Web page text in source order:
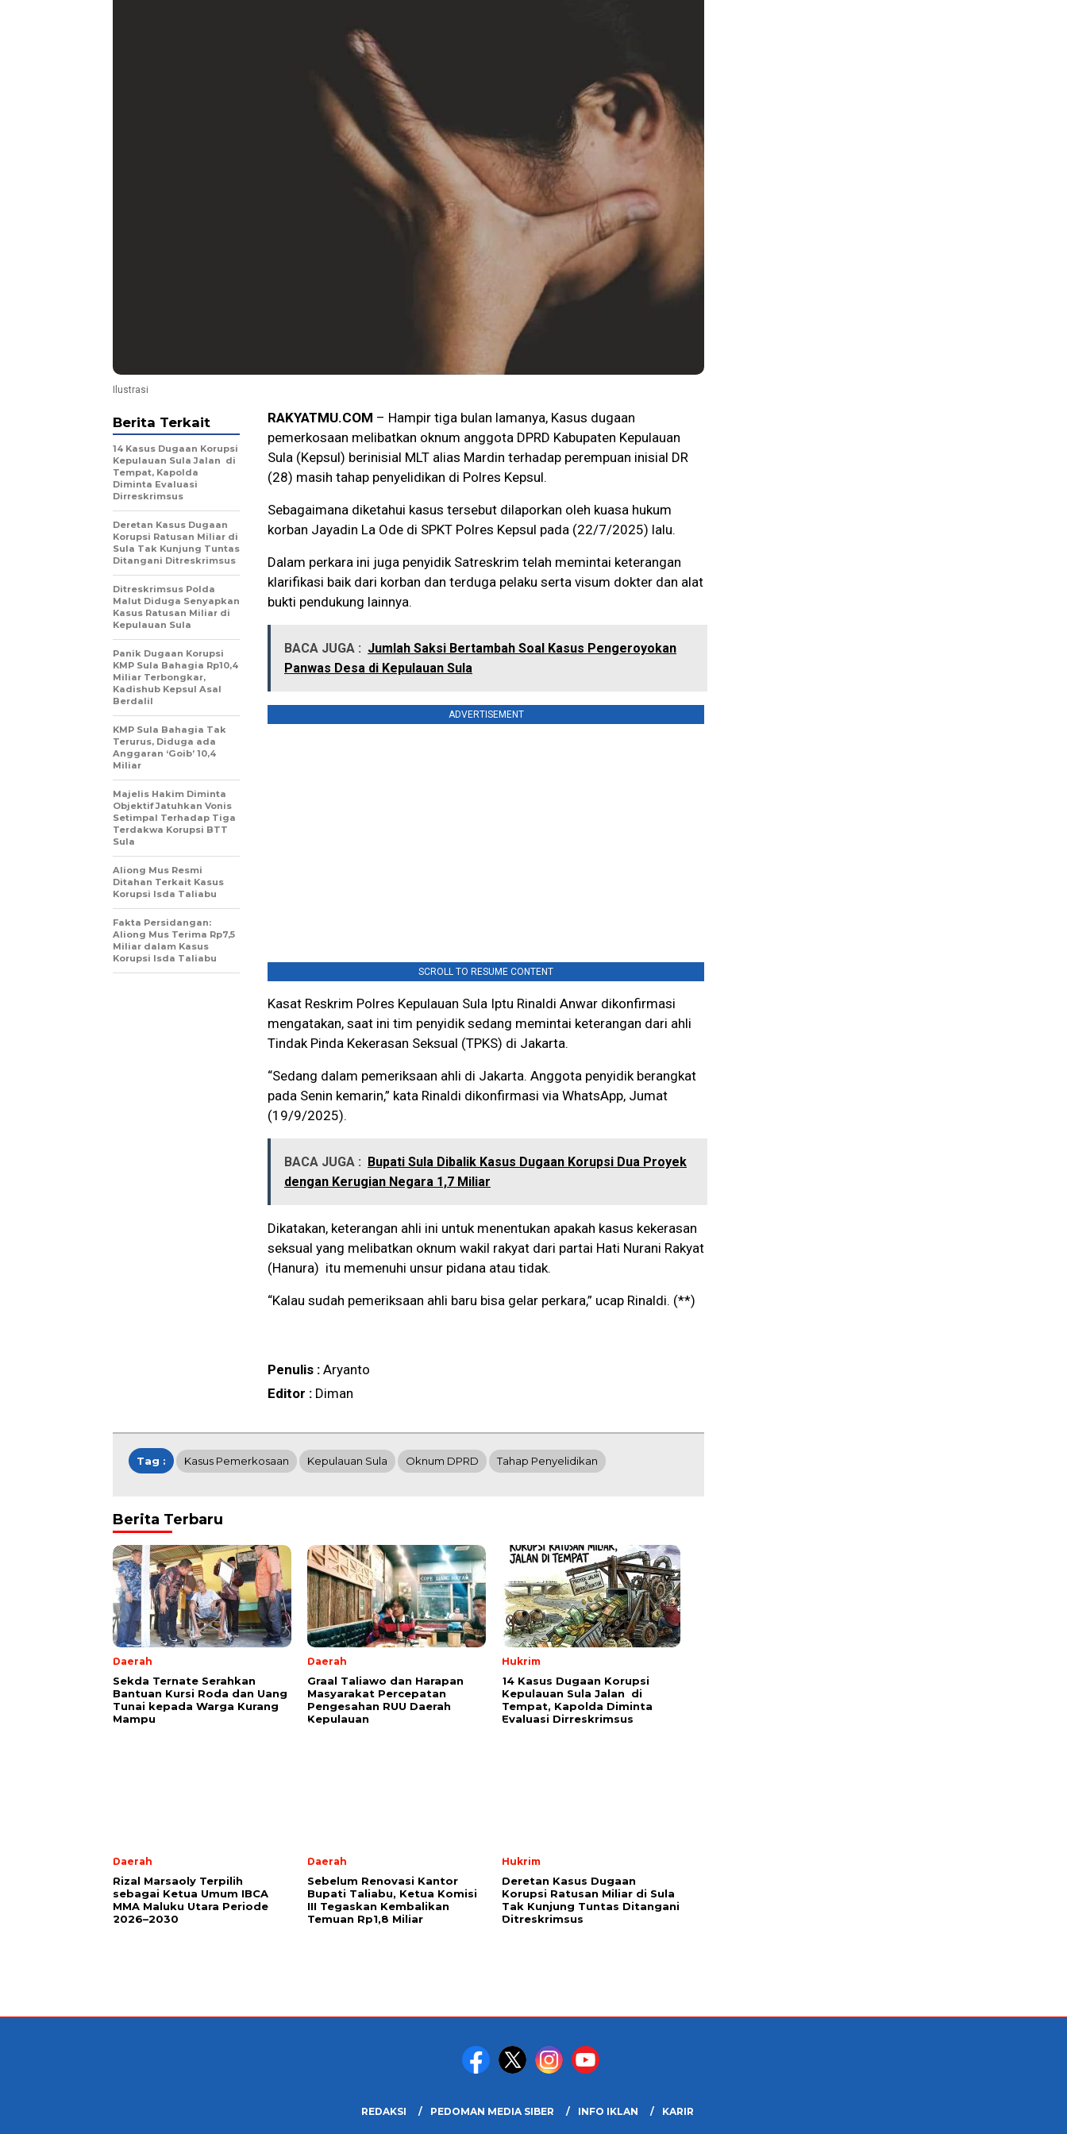
Ilustrasi
RAKYATMU.COM – Hampir tiga bulan lamanya, Kasus dugaan
pemerkosaan melibatkan oknum anggota DPRD Kabupaten Kepulauan
Sula (Kepsul) berinisial MLT alias Mardin terhadap perempuan inisial DR
(28) masih tahap penyelidikan di Polres Kepsul.
Sebagaimana diketahui kasus tersebut dilaporkan oleh kuasa hukum
korban Jayadin La Ode di SPKT Polres Kepsul pada (22/7/2025) lalu.
Dalam perkara ini juga penyidik Satreskrim telah memintai keterangan
klarifikasi baik dari korban dan terduga pelaku serta visum dokter dan alat
bukti pendukung lainnya.
BACA JUGA : Jumlah Saksi Bertambah Soal Kasus Pengeroyokan
Panwas Desa di Kepulauan Sula
ADVERTISEMENT
SCROLL TO RESUME CONTENT
Kasat Reskrim Polres Kepulauan Sula Iptu Rinaldi Anwar dikonfirmasi
mengatakan, saat ini tim penyidik sedang memintai keterangan dari ahli
Tindak Pinda Kekerasan Seksual (TPKS) di Jakarta.
“Sedang dalam pemeriksaan ahli di Jakarta. Anggota penyidik berangkat
pada Senin kemarin,” kata Rinaldi dikonfirmasi via WhatsApp, Jumat
(19/9/2025).
BACA JUGA :
Bupati Sula Dibalik Kasus Dugaan Korupsi Dua Proyek
dengan Kerugian Negara 1,7 Miliar
Dikatakan, keterangan ahli ini untuk menentukan apakah kasus kekerasan
seksual yang melibatkan oknum wakil rakyat dari partai Hati Nurani Rakyat
(Hanura) itu memenuhi unsur pidana atau tidak.
“Kalau sudah pemeriksaan ahli baru bisa gelar perkara,” ucap Rinaldi. (**)
Penulis : Aryanto
Editor : Diman
Berita Terkait
14 Kasus Dugaan Korupsi
Kepulauan Sula Jalan di
Tempat, Kapolda
Diminta Evaluasi
Dirreskrimsus
Deretan Kasus Dugaan
Korupsi Ratusan Miliar di
Sula Tak Kunjung Tuntas
Ditangani Ditreskrimsus
Ditreskrimsus Polda
Malut Diduga Senyapkan
Kasus Ratusan Miliar di
Kepulauan Sula
Panik Dugaan Korupsi
KMP Sula Bahagia Rp10,4
Miliar Terbongkar,
Kadishub Kepsul Asal
Berdalil
KMP Sula Bahagia Tak
Terurus, Diduga ada
Anggaran ‘Goib’ 10,4
Miliar
Majelis Hakim Diminta
Objektif Jatuhkan Vonis
Setimpal Terhadap Tiga
Terdakwa Korupsi BTT
Sula
Aliong Mus Resmi
Ditahan Terkait Kasus
Korupsi Isda Taliabu
Fakta Persidangan:
Aliong Mus Terima Rp7,5
Miliar dalam Kasus
Korupsi Isda Taliabu
Tag : Kasus Pemerkosaan Kepulauan Sula Oknum DPRD Tahap Penyelidikan
Berita Terbaru
Daerah
Sekda Ternate Serahkan
Bantuan Kursi Roda dan Uang
Tunai kepada Warga Kurang
Mampu
Daerah
Graal Taliawo dan Harapan
Masyarakat Percepatan
Pengesahan RUU Daerah
Kepulauan
Hukrim
14 Kasus Dugaan Korupsi
Kepulauan Sula Jalan di
Tempat, Kapolda Diminta
Evaluasi Dirreskrimsus
Daerah
Rizal Marsaoly Terpilih
sebagai Ketua Umum IBCA
MMA Maluku Utara Periode
2026–2030
Daerah
Sebelum Renovasi Kantor
Bupati Taliabu, Ketua Komisi
III Tegaskan Kembalikan
Temuan Rp1,8 Miliar
Hukrim
Deretan Kasus Dugaan
Korupsi Ratusan Miliar di Sula
Tak Kunjung Tuntas Ditangani
Ditreskrimsus
REDAKSI PEDOMAN MEDIA SIBER INFO IKLAN KARIR